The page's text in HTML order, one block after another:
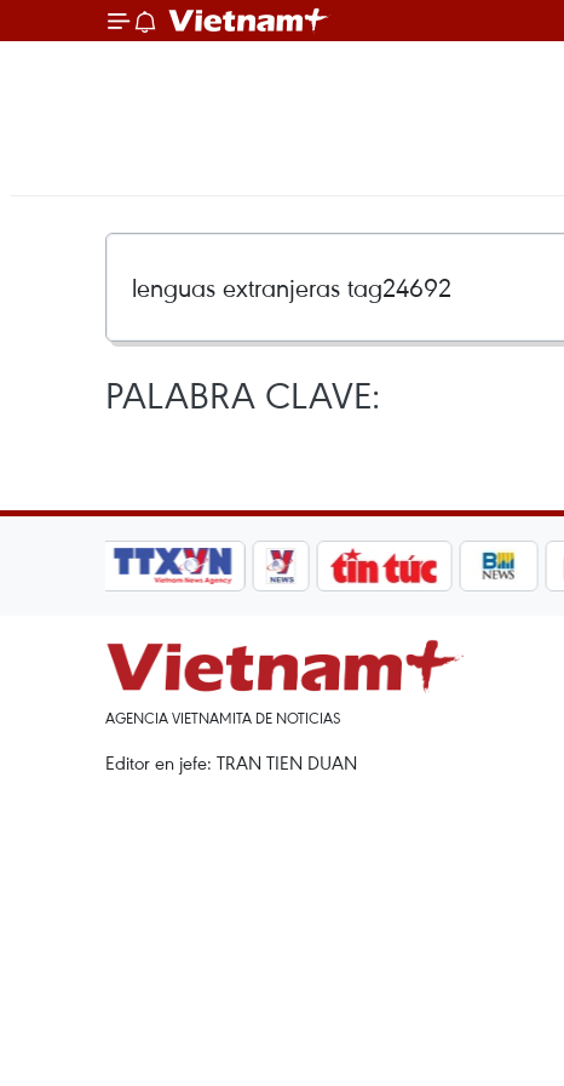
PALABRA CLAVE:
AGENCIA VIETNAMITA DE NOTICIAS
Editor en jefe: TRAN TIEN DUAN